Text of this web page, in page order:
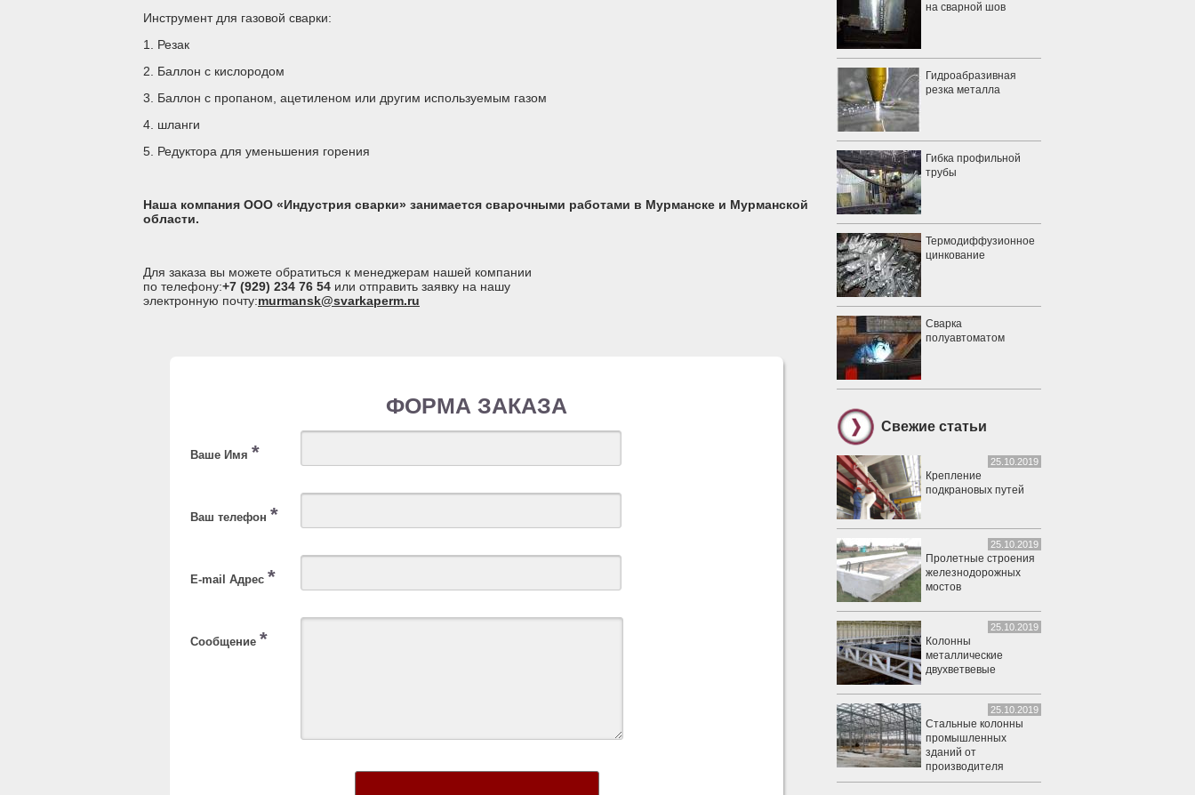
Инструмент для газовой сварки:
1. Резак
2. Баллон с кислородом
3. Баллон с пропаном, ацетиленом или другим используемым газом
4. шланги
5. Редуктора для уменьшения горения
Наша компания ООО «Индустрия сварки» занимается сварочными работами в Мурманске и Мурманской
области.
Для заказа вы можете обратиться к менеджерам нашей компании
по телефону:+7 (929) 234 76 54 или отправить заявку на нашу
электронную почту:murmansk@svarkaperm.ru
ФОРМА ЗАКАЗА
Ваше Имя *
Ваш телефон *
E-mail Адрес *
Сообщение *
на сварной шов
Гидроабразивная
резка металла
Гибка профильной
трубы
Термодиффузионное
цинкование
Сварка
полуавтоматом
Свежие статьи
25.10.2019
Крепление
подкрановых путей
25.10.2019
Пролетные строения
железнодорожных
мостов
25.10.2019
Колонны
металлические
двухветвевые
25.10.2019
Стальные колонны
промышленных
зданий от
производителя